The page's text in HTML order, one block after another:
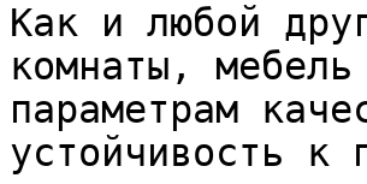
Как и любой
комнаты,
параметрам
устойчивость к